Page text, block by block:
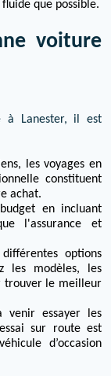
que possible.
voiture
à Lanester, il est
les voyages en
constituent
achat.
en incluant
l'assurance et
options
les modèles, les
trouver le meilleur
venir essayer les
sur route est
d’occasion